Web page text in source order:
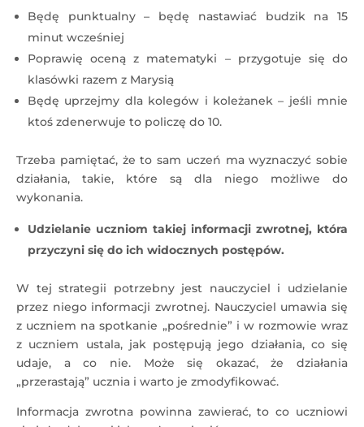
Będę punktualny – będę nastawiać budzik na 15
minut wcześniej
Poprawię oceną z matematyki – przygotuje się do
klasówki razem z Marysią
Będę uprzejmy dla kolegów i koleżanek – jeśli mnie
ktoś zdenerwuje to policzę do 10.
Trzeba pamiętać, że to sam uczeń ma wyznaczyć sobie
działania, takie, które są dla niego możliwe do
wykonania.
Udzielanie uczniom takiej informacji zwrotnej, która
przyczyni się do ich widocznych postępów.
W tej strategii potrzebny jest nauczyciel i udzielanie
przez niego informacji zwrotnej. Nauczyciel umawia się
z uczniem na spotkanie „pośrednie” i w rozmowie wraz
z uczniem ustala, jak postępują jego działania, co się
udaje, a co nie. Może się okazać, że działania
„przerastają” ucznia i warto je zmodyfikować.
Informacja zwrotna powinna zawierać, to co uczniowi